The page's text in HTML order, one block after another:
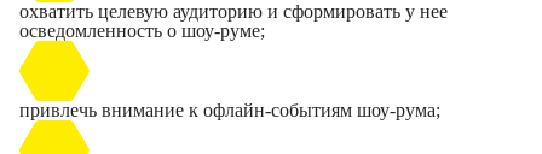
охватить целевую аудиторию и сформировать у нее
осведомленность о шоу-руме;
привлечь внимание к офлайн-событиям шоу-рума;